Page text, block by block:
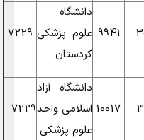
دانشگاه
علوم پزشکی
کردستان
7229
دانشگاه آزاد
اسلامی واحد
علوم پزشکی
7229